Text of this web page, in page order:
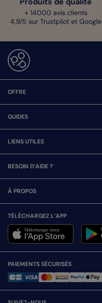
+ 14000 avis clients
4,9/5 sur Trustpilot et Google
OFFRE
GUIDES
LIENS UTILES
BESOIN D’AIDE ?
À PROPOS
TÉLÉCHARGEZ L’APP
PAIEMENTS SÉCURISÉS